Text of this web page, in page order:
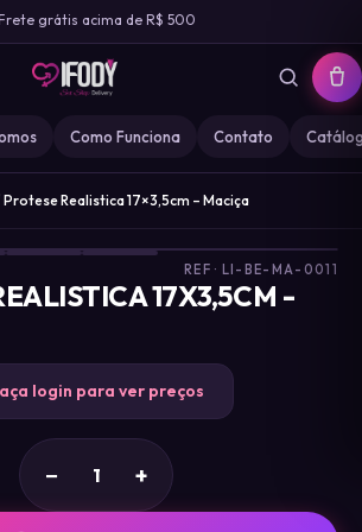
grátis acima de R$ 500
Como Funciona Contato
Protese Realistica 17×3,5cm – Maciça
REF · LI-BE-MA-0011
17X3,5CM -
login para ver preços
− +